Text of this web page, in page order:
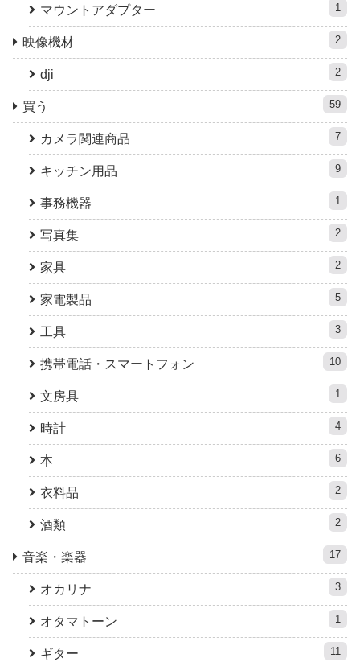
マウントアダプター 1
映像機材 2
dji 2
買う 59
カメラ関連商品 7
キッチン用品 9
事務機器 1
写真集 2
家具 2
家電製品 5
工具 3
携帯電話・スマートフォン 10
文房具 1
時計 4
本 6
衣料品 2
酒類 2
音楽・楽器 17
オカリナ 3
オタマトーン 1
ギター 11